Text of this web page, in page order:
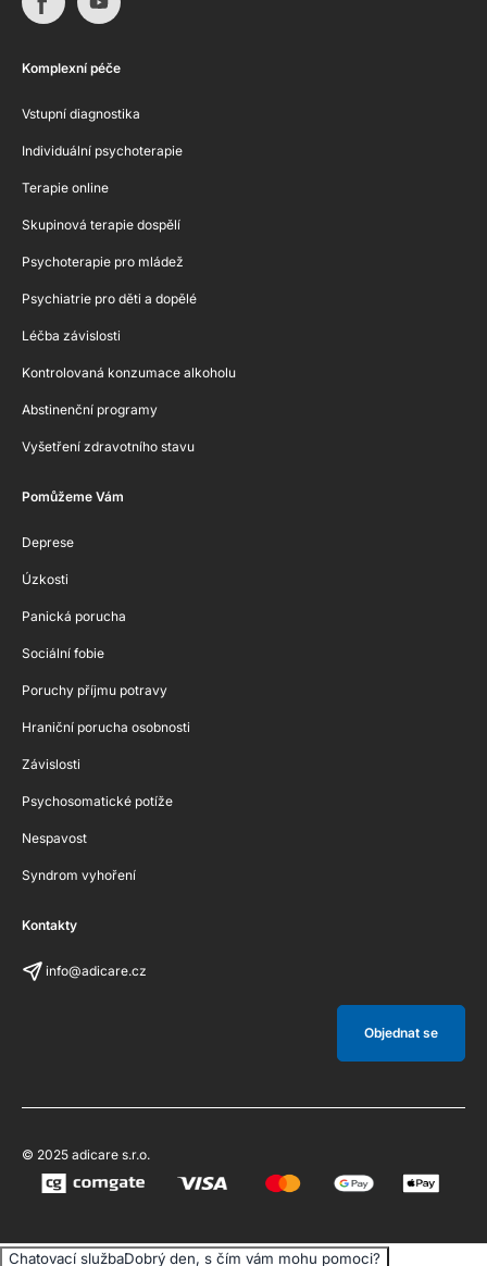
Komplexní péče
Vstupní diagnostika
Individuální psychoterapie
Terapie online
Skupinová terapie dospělí
Psychoterapie pro mládež
Psychiatrie pro děti a dopělé
Léčba závislosti
Kontrolovaná konzumace alkoholu
Abstinenční programy
Vyšetření zdravotního stavu
Pomůžeme Vám
Deprese
Úzkosti
Panická porucha
Sociální fobie
Poruchy příjmu potravy
Hraniční porucha osobnosti
Závislosti
Psychosomatické potíže
Nespavost
Syndrom vyhoření
Kontakty
info@adicare.cz
Objednat se
© 2025 adicare s.r.o.